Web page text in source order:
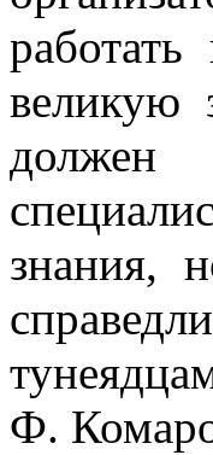
великую
должен
знания,
Ф.